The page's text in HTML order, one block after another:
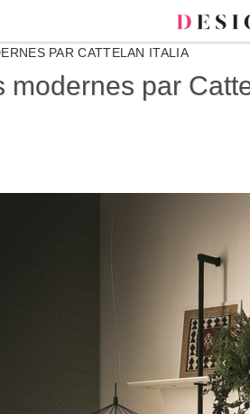
PAR CATTELAN ITALIA
modernes par